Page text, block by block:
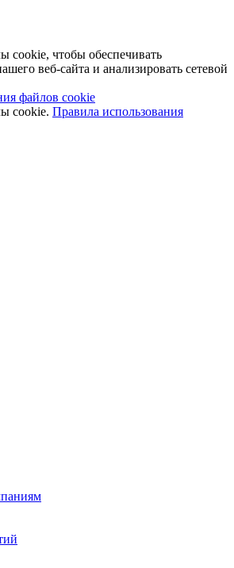
cookie, чтобы обеспечивать
веб-сайта и анализировать сетевой
файлов cookie
cookie. Правила использования